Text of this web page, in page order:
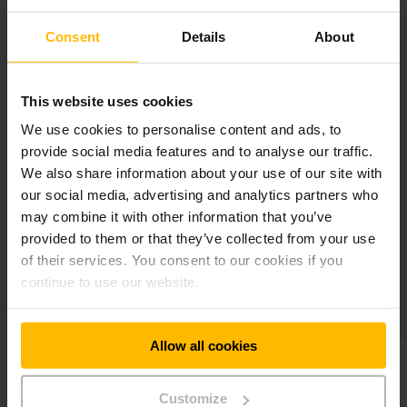
Consent Details About
This website uses cookies
We use cookies to personalise content and ads, to
provide social media features and to analyse our traffic.
We also share information about your use of our site with
our social media, advertising and analytics partners who
may combine it with other information that you’ve
provided to them or that they’ve collected from your use
of their services. You consent to our cookies if you
continue to use our website.
Allow all cookies
Customize
Steuerungssoftware
Systemintegration
Und so einfach geht's